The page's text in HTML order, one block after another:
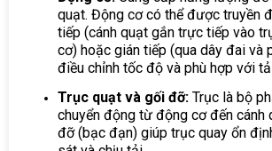
quạt. Động cơ có thể được truyền
tiếp (cánh quạt gắn trực tiếp vào
cơ) hoặc gián tiếp (qua dây đai và
điều chỉnh tốc độ và phù hợp với
Trục quạt và gối đỡ: Trục là bộ
chuyển động từ động cơ đến cánh
đỡ (bạc đạn) giúp trục quay ổn